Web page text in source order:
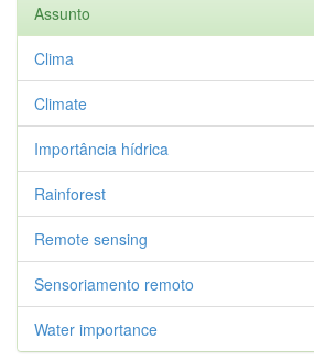
Assunto
Clima
Climate
Importância hídrica
Rainforest
Remote sensing
Sensoriamento remoto
Water importance